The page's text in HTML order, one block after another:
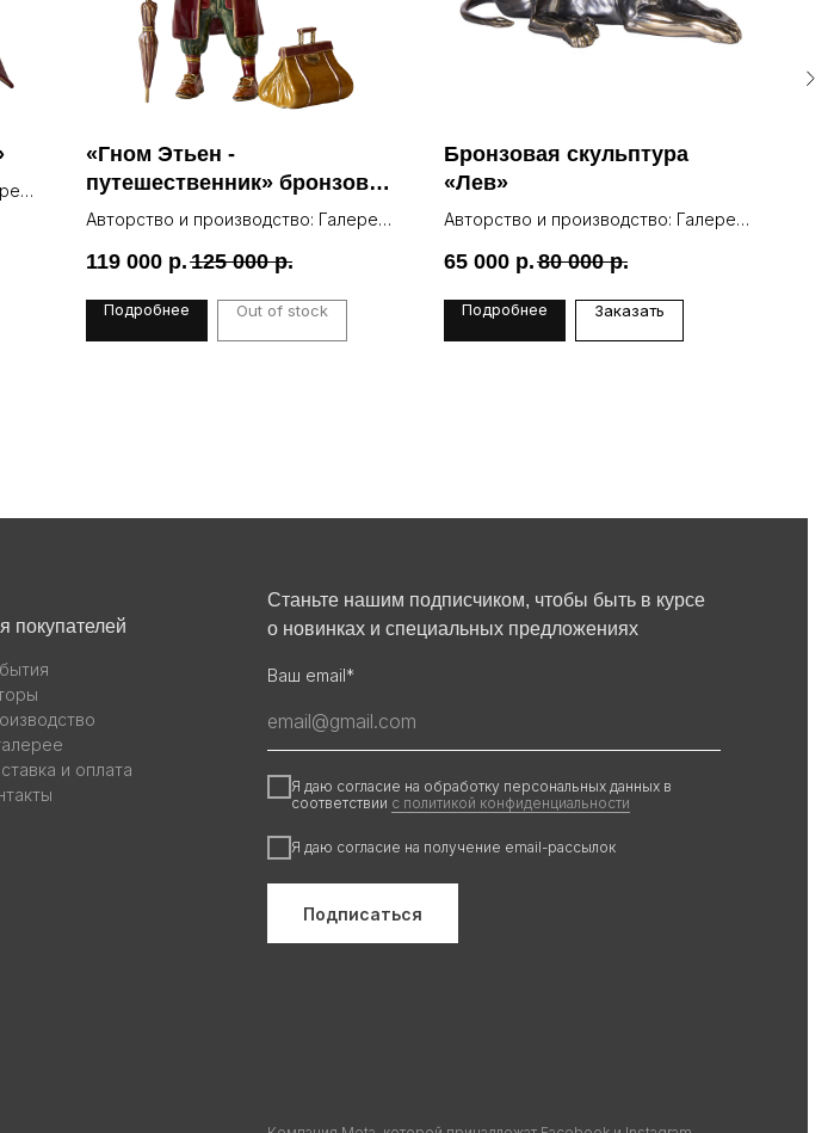
«Гном Этьен -
путешественник» бронзовая
скульптура
Авторство и производство: Галерея
119 000 р. 125 000 р.
Подробнее Out of stock
Бронзовая скульптура
«Лев»
Авторство и производство: Галерея
65 000 р. 80 000 р.
Подробнее Заказать
покупателей
Станьте нашим подписчиком, чтобы быть в курсе
о новинках и специальных предложениях
и оплата
Ваш email*
Я даю согласие на обработку персональных данных в
соответствии с политикой конфиденциальности
Я даю согласие на получение email-рассылок
Подписаться